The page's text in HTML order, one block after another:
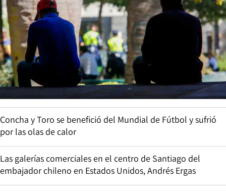
Concha y Toro se benefició del Mundial de Fútbol y sufrió
por las olas de calor
Las galerías comerciales en el centro de Santiago del
embajador chileno en Estados Unidos, Andrés Ergas